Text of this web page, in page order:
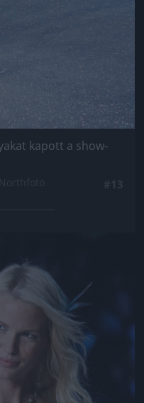
kapott a show-